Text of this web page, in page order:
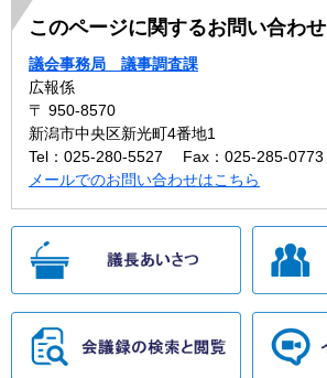
このページに関するお問い合わせ
議会事務局 議事調査課
広報係
〒 950-8570
新潟市中央区新光町4番地1
Tel：025-280-5527
Fax：025-285-0773
メールでのお問い合わせはこちら